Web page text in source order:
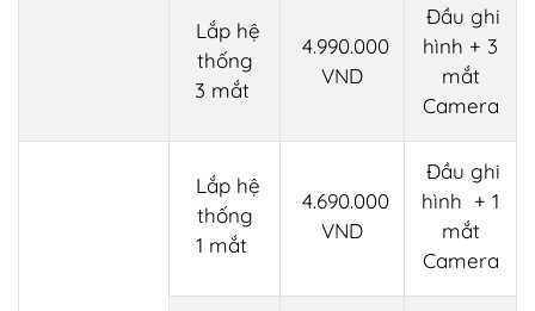
Lắp hệ
thống
3 mắt
4.990.000
VND
Đầu ghi
hình + 3
mắt
Camera
Lắp hệ
thống
1 mắt
4.690.000
VND
Đầu ghi
hình + 1
mắt
Camera